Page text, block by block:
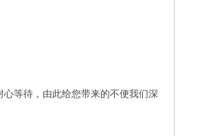
等待，由此给您带来的不便我们深